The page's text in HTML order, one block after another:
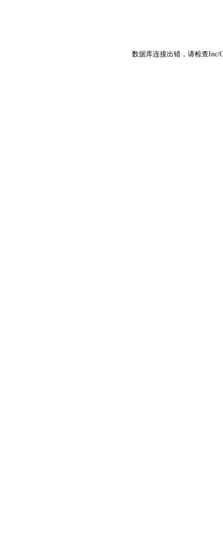
数据库连接出错，请检查Inc/